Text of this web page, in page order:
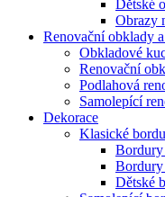
Dětské
Obrazy
Renovační obklady
Obkladové
Renovační
Podlahová
Samolepící
Dekorace
Klasické
Dětské